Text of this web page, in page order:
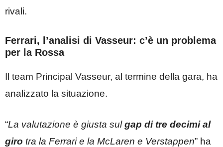
rivali.
Ferrari, l’analisi di Vasseur: c’è un problema
per la Rossa
Il team Principal Vasseur, al termine della gara, ha
analizzato la situazione.
“La valutazione è giusta sulgap di tre decimi al
giro tra la Ferrari e la McLaren e Verstappen” ha